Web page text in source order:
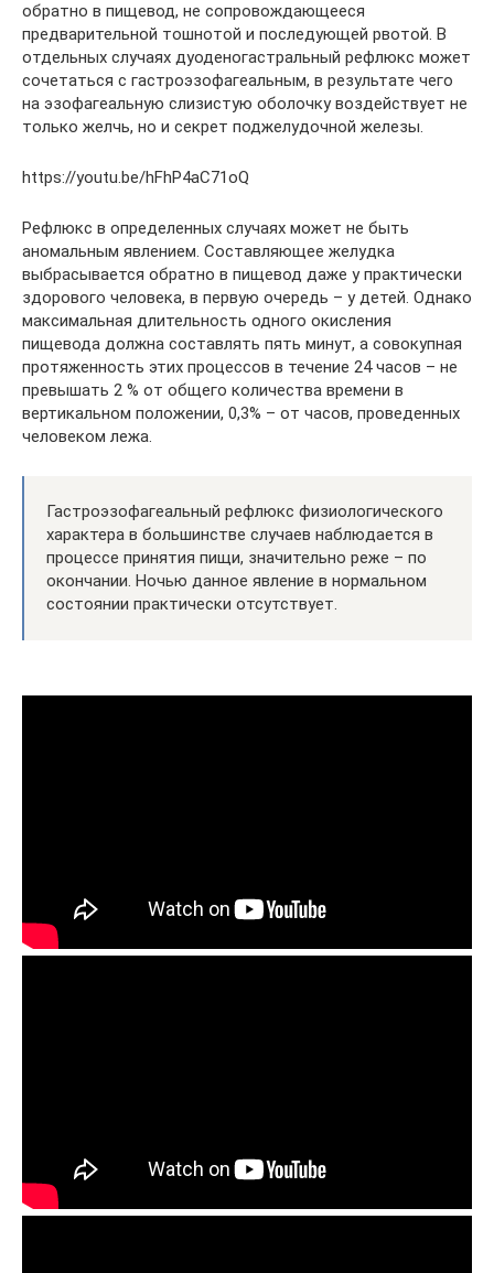
обратно в пищевод, не сопровождающееся
предварительной тошнотой и последующей рвотой. В
отдельных случаях дуоденогастральный рефлюкс может
сочетаться с гастроэзофагеальным, в результате чего
на эзофагеальную слизистую оболочку воздействует не
только желчь, но и секрет поджелудочной железы.
https://youtu.be/hFhP4aC71oQ
Рефлюкс в определенных случаях может не быть
аномальным явлением. Составляющее желудка
выбрасывается обратно в пищевод даже у практически
здорового человека, в первую очередь – у детей. Однако
максимальная длительность одного окисления
пищевода должна составлять пять минут, а совокупная
протяженность этих процессов в течение 24 часов – не
превышать 2 % от общего количества времени в
вертикальном положении, 0,3% – от часов, проведенных
человеком лежа.
Гастроэзофагеальный рефлюкс физиологического
характера в большинстве случаев наблюдается в
процессе принятия пищи, значительно реже – по
окончании. Ночью данное явление в нормальном
состоянии практически отсутствует.